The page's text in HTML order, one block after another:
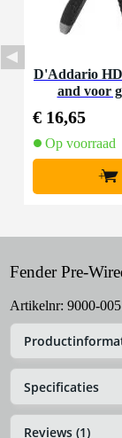
D'Addario
and voor
€ 16,65
Op voorraad
+
Fender Pre-
Artikelnr: 9000-
Specificaties
Reviews (1)